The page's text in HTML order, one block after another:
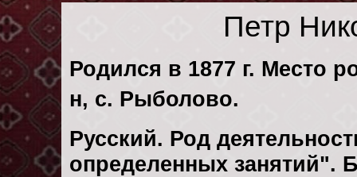
Петр
Родился в 1877 г. Место
н, с. Рыболово.
Русский. Род
определенных занятий".